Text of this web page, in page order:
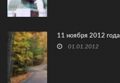
11 ноября 2012 года
01.01.2012